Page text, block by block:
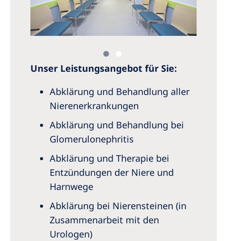
Unser Leistungsangebot für Sie:
Abklärung und Behandlung aller
Nierenerkrankungen
Abklärung und Behandlung bei
Glomerulonephritis
Abklärung und Therapie bei
Entzündungen der Niere und
Harnwege
Abklärung bei Nierensteinen (in
Zusammenarbeit mit den
Urologen)